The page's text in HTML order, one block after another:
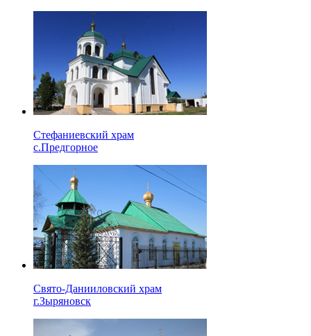
Стефаниевский храм
с.Предгорное
Свято-Данииловский храм
г.Зыряновск